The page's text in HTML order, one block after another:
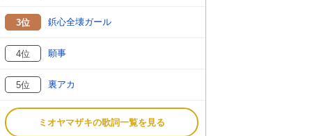
3位 鋲心全壊ガール
4位 願事
5位 裏アカ
ミオヤマザキの歌詞一覧を見る